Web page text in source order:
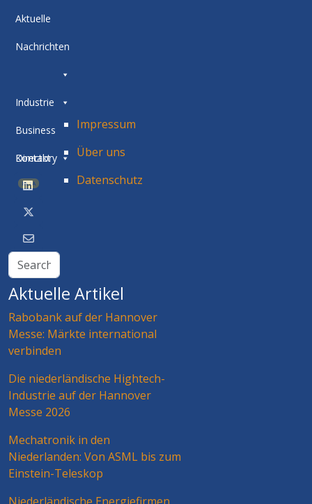
Aktuelle
Nachrichten
Industrie
Business
Directory
BETA
Kontakt
Impressum
Über uns
Datenschutz
Aktuelle Artikel
Rabobank auf der Hannover
Messe: Märkte international
verbinden
Die niederländische Hightech-
Industrie auf der Hannover
Messe 2026
Mechatronik in den
Niederlanden: Von ASML bis zum
Einstein-Teleskop